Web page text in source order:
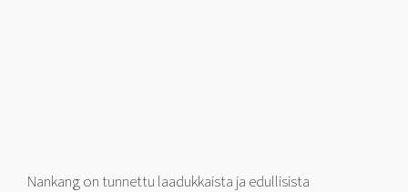
Nankang on tunnettu laadukkaista ja edullisista